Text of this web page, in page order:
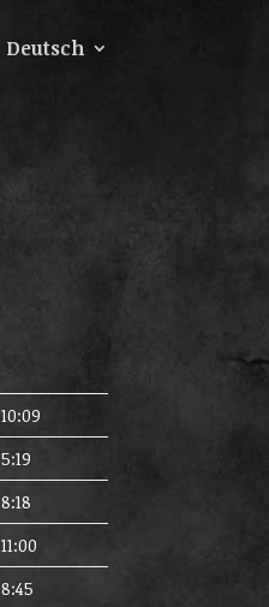
Deutsch
10:09
5:19
8:18
11:00
8:45